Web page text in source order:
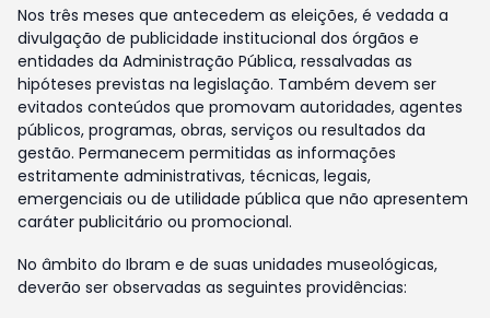
Nos três meses que antecedem as eleições, é vedada a
divulgação de publicidade institucional dos órgãos e
entidades da Administração Pública, ressalvadas as
hipóteses previstas na legislação. Também devem ser
evitados conteúdos que promovam autoridades, agentes
públicos, programas, obras, serviços ou resultados da
gestão. Permanecem permitidas as informações
estritamente administrativas, técnicas, legais,
emergenciais ou de utilidade pública que não apresentem
caráter publicitário ou promocional.
No âmbito do Ibram e de suas unidades museológicas,
deverão ser observadas as seguintes providências: